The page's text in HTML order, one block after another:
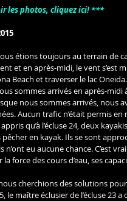
les photos, cliquez ici! ***
étions toujours au terrain de
et en après-midi, le vent s’est
Beach et traverser le lac
sommes arrivés en après-midi à
nous sommes arrivés, nous
Aucun trafic n’était permis
qu’à l’écluse 24, deux
en kayak. Ils se sont
n’ont eu aucune chance. C’est
la force des cours d’eau, ses
cherchions des solutions
le maître éclusier de l’écluse